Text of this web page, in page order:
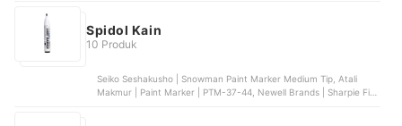
Spidol Kain
10 Produk
Seiko Seshakusho | Snowman Paint Marker Medium Tip, Atali
Makmur | Paint Marker | PTM-37-44, Newell Brands | Sharpie Fine